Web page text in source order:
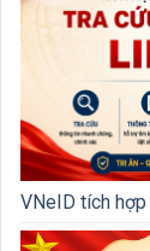
VNeID tích